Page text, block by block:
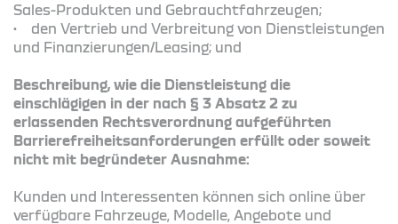
Sales-Produkten und Gebrauchtfahrzeugen;
• den Vertrieb und Verbreitung von Dienstleistungen
und Finanzierungen/Leasing; und
Beschreibung, wie die Dienstleistung die
einschlägigen in der nach § 3 Absatz 2 zu
erlassenden Rechtsverordnung aufgeführten
Barrierefreiheitsanforderungen erfüllt oder soweit
nicht mit begründeter Ausnahme:
Kunden und Interessenten können sich online über
verfügbare Fahrzeuge, Modelle, Angebote und